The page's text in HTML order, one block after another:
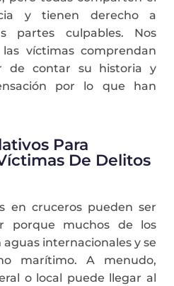
y tienen derecho a
partes culpables. Nos
víctimas comprendan
de contar su historia y
por lo que han
Para
De Delitos
en cruceros pueden ser
porque muchos de los
internacionales y se
marítimo. A menudo,
o local puede llegar al